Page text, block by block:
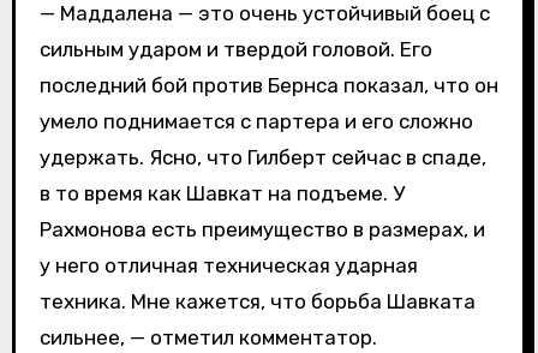
— Маддалена — это очень устойчивый боец с
сильным ударом и твердой головой. Его
последний бой против Бернса показал, что он
умело поднимается с партера и его сложно
удержать. Ясно, что Гилберт сейчас в спаде,
в то время как Шавкат на подъеме. У
Рахмонова есть преимущество в размерах, и
у него отличная техническая ударная
техника. Мне кажется, что борьба Шавката
сильнее, — отметил комментатор.